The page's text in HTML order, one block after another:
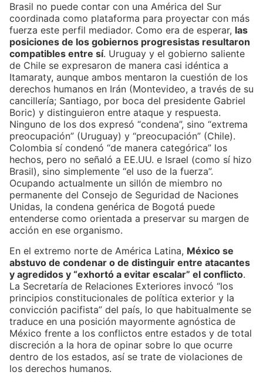
Brasil no puede contar con una América del Sur
coordinada como plataforma para proyectar con más
fuerza este perfil mediador. Como era de esperar, las
posiciones de los gobiernos progresistas resultaron
compatibles entre sí. Uruguay y el gobierno saliente
de Chile se expresaron de manera casi idéntica a
Itamaraty, aunque ambos mentaron la cuestión de los
derechos humanos en Irán (Montevideo, a través de su
cancillería; Santiago, por boca del presidente Gabriel
Boric) y distinguieron entre ataque y respuesta.
Ninguno de los dos expresó “condena”, sino “extrema
preocupación” (Uruguay) y “preocupación” (Chile).
Colombia sí condenó “de manera categórica” los
hechos, pero no señaló a EE.UU. e Israel (como sí hizo
Brasil), sino simplemente “el uso de la fuerza”.
Ocupando actualmente un sillón de miembro no
permanente del Consejo de Seguridad de Naciones
Unidas, la condena genérica de Bogotá puede
entenderse como orientada a preservar su margen de
acción en ese organismo.
En el extremo norte de América Latina, México se
abstuvo de condenar o de distinguir entre atacantes
y agredidos y “exhortó a evitar escalar” el conflicto.
La Secretaría de Relaciones Exteriores invocó “los
principios constitucionales de política exterior y la
convicción pacifista” del país, lo que habitualmente se
traduce en una posición mayormente agnóstica de
México frente a los conflictos entre estados y de total
discreción a la hora de opinar sobre lo que ocurre
dentro de los estados, así se trate de violaciones de
los derechos humanos.